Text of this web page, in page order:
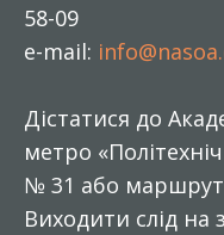
58-09
e-mail:
Дістатися до
метро
№ 31 або
Виходити слід на